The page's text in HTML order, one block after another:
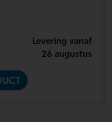
Levering vanaf
26 augustus